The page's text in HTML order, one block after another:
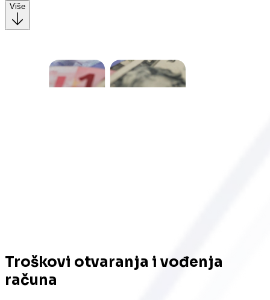
Više
Troškovi otvaranja i vođenja
računa